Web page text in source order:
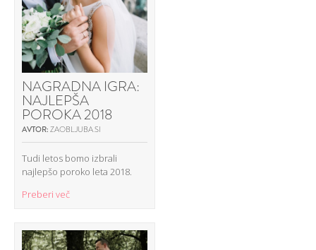
NAGRADNA IGRA:
NAJLEPŠA
POROKA 2018
AVTOR:ZAOBLJUBA.SI
Tudi letos bomo izbrali
najlepšo poroko leta 2018.
Preberi več